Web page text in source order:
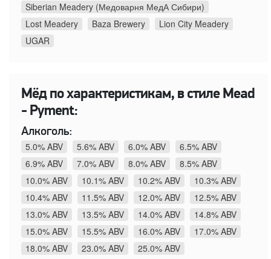
Siberian Meadery (Медоварня МедА Сибири)
Lost Meadery
Baza Brewery
Lion City Meadery
UGAR
Мёд по характеристикам, в стиле Mead
- Pyment:
Алкоголь:
5.0% ABV
5.6% ABV 6.0% ABV
6.5% ABV
6.9% ABV
7.0% ABV 8.0% ABV
8.5% ABV
10.0% ABV
10.1% ABV 10.2% ABV
10.3% ABV
10.4% ABV
11.5% ABV 12.0% ABV
12.5% ABV
13.0% ABV
13.5% ABV 14.0% ABV
14.8% ABV
15.0% ABV
15.5% ABV 16.0% ABV
17.0% ABV
18.0% ABV
23.0% ABV
25.0% ABV